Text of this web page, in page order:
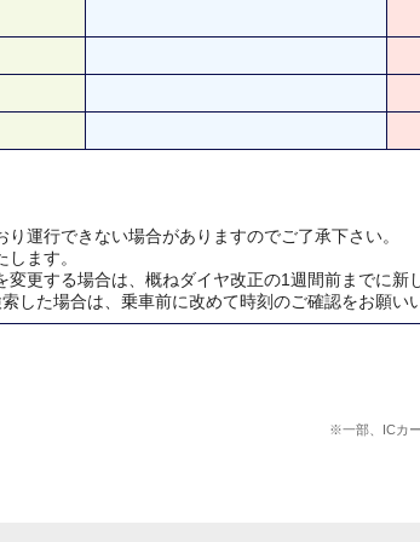
運行できない場合がありますのでご了承下さい。
ます。
変更する場合は、概ねダイヤ改正の1週間前までに新
した場合は、乗車前に改めて時刻のご確認をお願い
※一部、ICカ